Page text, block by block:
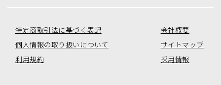
特定商取引法に基づく表記
個人情報の取り扱いについて
利用規約
会社概要
サイトマップ
採用情報